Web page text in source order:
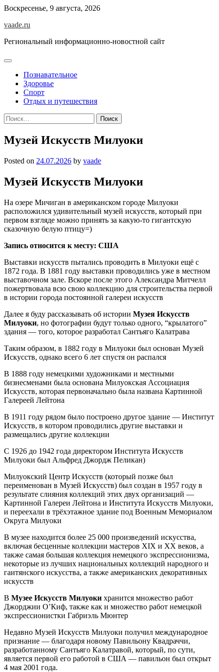
Skip
content
Воскресенье, 9 августа, 2026
vaade.ru
Региональный информационно-новостной сайт
Познавательное
Здоровье
Спорт
Отдых и путешествия
Найти:
Музей Искусств Милуоки
Posted on 24.07.2026 by vaade
Музей Искусств Милуоки
На озере Мичиган в американском городе Милуоки
расположился удивительный музей искусств, который при
первом взгляде можно принять за какую-то гигантскую
сказочную белую птицу=)
Запись относится к месту: США
Выставки искусств пытались проводить в Милуоки ещё с
1872 года. В 1881 году выставки проводились уже в местном
выставочном зале. Вскоре после этого Александра Митчелл
пожертвовала всю свою коллекцию для строительства первой
в истории города постоянной галереи искусств
Далее я буду рассказывать об истории Музея Искусств
Милуоки, но фотографии будут только одного, “крылатого”
здания — того, которое разработал Сантьяго Калатрава
Таким образом, в 1882 году в Милуоки был основан Музей
Искусств, однако всего 6 лет спустя он распался
В 1888 году немецкими художниками и местными
бизнесменами была основана Милуокская Ассоциация
Искусств, которая первоначально была названа Картинной
Галереей Лейтона
В 1911 году рядом было построено другое здание — Институт
Искусств, в котором проводились другие выставки и
размещались другие коллекции
С 1926 до 1942 года директором Института Искусств
Милуоки был Альфред Джордж Пеликан)
Милуокский Центр Искусств (который позже был
переименован в Музей Искусств) был создан в 1957 году в
результате слияния коллекций этих двух организаций —
Картинной Галереи Лейтона и Института Искусств Милуоки,
и переехали в трёхэтажное здание под Военным Мемориалом
Округа Милуоки
В музее находится более 25 000 произведений искусства,
включая бесценные коллекции мастеров XIX и XX веков, а
также самая большая коллекция немецкого экспрессионизма,
некоторые из лучших национальных коллекций народного и
гаитянского искусства, а также американских декоративных
искусств
В Музее Искусств Милуоки хранится множество работ
Джорджии О’Киф, также как и множество работ немецкой
экспрессионистки Габриэль Мюнтер
Недавно Музей Искусств Милуоки получил международное
признание — благодаря новому Павильону Квадраччи,
разработанному Сантьяго Калатравой, который, по сути,
является первой его работой в США — павильон был открыт
4 мая 2001 года.